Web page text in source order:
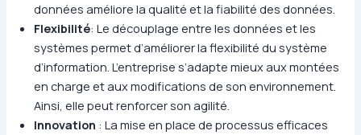
données améliore la qualité et la fiabilité des données.
Flexibilité: Le découplage entre les données et les
systèmes permet d’améliorer la flexibilité du système
d’information. L’entreprise s’adapte mieux aux montées
en charge et aux modifications de son environnement.
Ainsi, elle peut renforcer son agilité.
Innovation : La mise en place de processus efficaces